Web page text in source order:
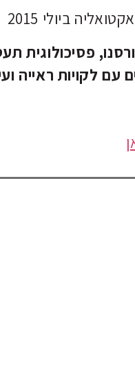
ביולי 2015
פסיכולוגית
לקויות ראייה